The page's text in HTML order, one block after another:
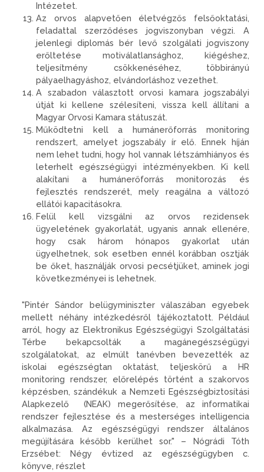
Intézetet.
Az orvos alapvetően életvégzős felsőoktatási,
feladattal szerződéses jogviszonyban végzi. A
jelenlegi diplomás bér levő szolgálati jogviszony
erőltetése motiválatlansághoz, kiégéshez,
teljesítmény csökkenéséhez, többirányú
pályaelhagyáshoz, elvándorláshoz vezethet.
A szabadon választott orvosi kamara jogszabályi
útját ki kellene szélesíteni, vissza kell állítani a
Magyar Orvosi Kamara státuszát.
Működtetni kell a humánerőforrás monitoring
rendszert, amelyet jogszabály ír elő. Ennek híján
nem lehet tudni, hogy hol vannak létszámhiányos és
leterhelt egészségügyi intézményekben. Ki kell
alakítani a humánerőforrás monitorozás és
fejlesztés rendszerét, mely reagálna a változó
ellátói kapacitásokra.
Felül kell vizsgálni az orvos rezidensek
ügyeletének gyakorlatát, ugyanis annak ellenére,
hogy csak három hónapos gyakorlat után
ügyelhetnek, sok esetben ennél korábban osztják
be őket, használják orvosi pecsétjüket, aminek jogi
következményei is lehetnek.
"Pintér Sándor belügyminiszter válaszában egyebek
mellett néhány intézkedésről tájékoztatott. Például
arról, hogy az Elektronikus Egészségügyi Szolgáltatási
Térbe bekapcsolták a magánegészségügyi
szolgálatokat, az elmúlt tanévben bevezették az
iskolai egészségtan oktatást, teljeskörű a HR
monitoring rendszer, előrelépés történt a szakorvos
képzésben, szándékuk a Nemzeti Egészségbiztosítási
Alapkezelő (NEAK) megerősítése, az informatikai
rendszer fejlesztése és a mesterséges intelligencia
alkalmazása. Az egészségügyi rendszer általános
megújítására később kerülhet sor." – Nógrádi Tóth
Erzsébet: Négy évtized az egészségügyben c.
könyve, részlet